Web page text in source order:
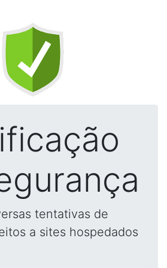
tentativas de
a sites hospedados